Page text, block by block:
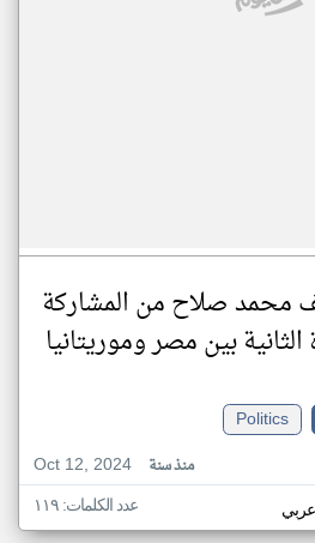
صلاح من المشاركة
الثانية بين مصر وموريتانيا
Politics
Oct 12, 2024
منذ سنة
عدد الكلمات: ١١٩